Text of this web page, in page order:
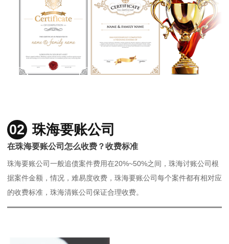
02 珠海要账公司
在珠海要账公司怎么收费？收费标准
珠海要账公司一般追债案件费用在20%~50%之间，珠海讨账公司根
据案件金额，情况，难易度收费，珠海要账公司每个案件都有相对应
的收费标准，珠海清账公司保证合理收费。